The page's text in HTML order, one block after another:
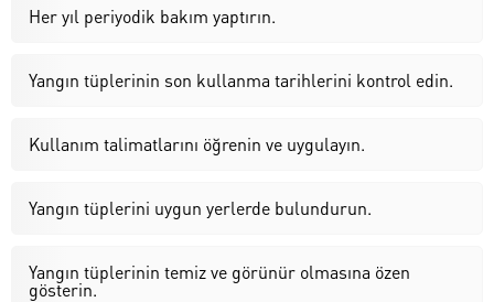
Her yıl periyodik bakım yaptırın.
Yangın tüplerinin son kullanma tarihlerini kontrol edin.
Kullanım talimatlarını öğrenin ve uygulayın.
Yangın tüplerini uygun yerlerde bulundurun.
Yangın tüplerinin temiz ve görünür olmasına özen
gösterin.